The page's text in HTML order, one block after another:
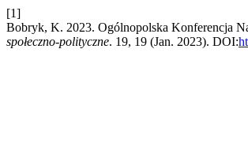
[1]
Bobryk, K. 2023. Ogólnopolska Konferencja
społeczno-polityczne. 19, 19 (Jan. 2023). DOI: